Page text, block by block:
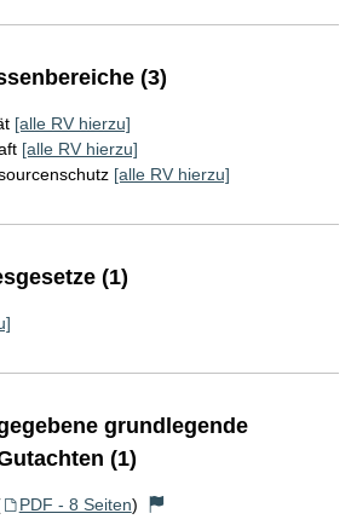
(3)
[alle RV hierzu]
[alle RV hierzu]
[alle RV hierzu]
(1)
grundlegende
(1)
PDF - 8 Seiten)